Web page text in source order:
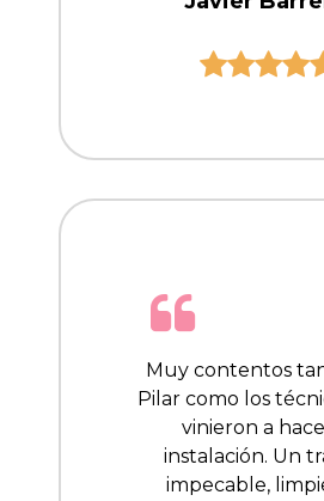
Muy contentos
Pilar como los
vinieron a
instalación. Un
impecable,